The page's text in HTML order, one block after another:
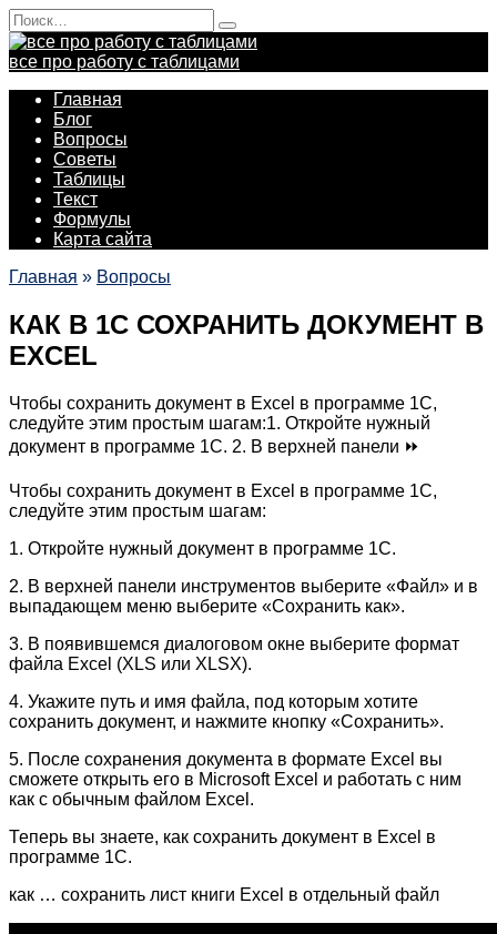
Перейти
к
содержанию
Search
for:
все про работу с таблицами
Главная
Блог
Вопросы
Советы
Таблицы
Текст
Формулы
Карта сайта
Главная » Вопросы
КАК В 1С СОХРАНИТЬ ДОКУМЕНТ В
EXCEL
Чтобы сохранить документ в Excel в программе 1С,
следуйте этим простым шагам:1. Откройте нужный
документ в программе 1С. 2. В верхней панели ⏩
Чтобы сохранить документ в Excel в программе 1С,
следуйте этим простым шагам:
1. Откройте нужный документ в программе 1С.
2. В верхней панели инструментов выберите «Файл» и в
выпадающем меню выберите «Сохранить как».
3. В появившемся диалоговом окне выберите формат
файла Excel (XLS или XLSX).
4. Укажите путь и имя файла, под которым хотите
сохранить документ, и нажмите кнопку «Сохранить».
5. После сохранения документа в формате Excel вы
сможете открыть его в Microsoft Excel и работать с ним
как с обычным файлом Excel.
Теперь вы знаете, как сохранить документ в Excel в
программе 1С.
как … сохранить лист книги Excel в отдельный файл